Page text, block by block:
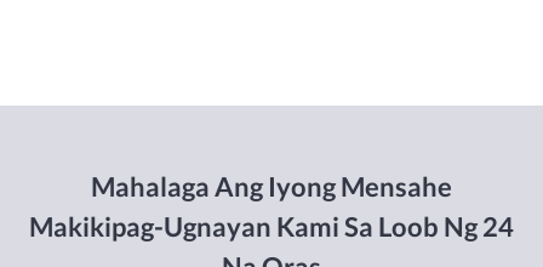
Mahalaga Ang Iyong Mensahe
Makikipag-Ugnayan Kami Sa Loob Ng 24